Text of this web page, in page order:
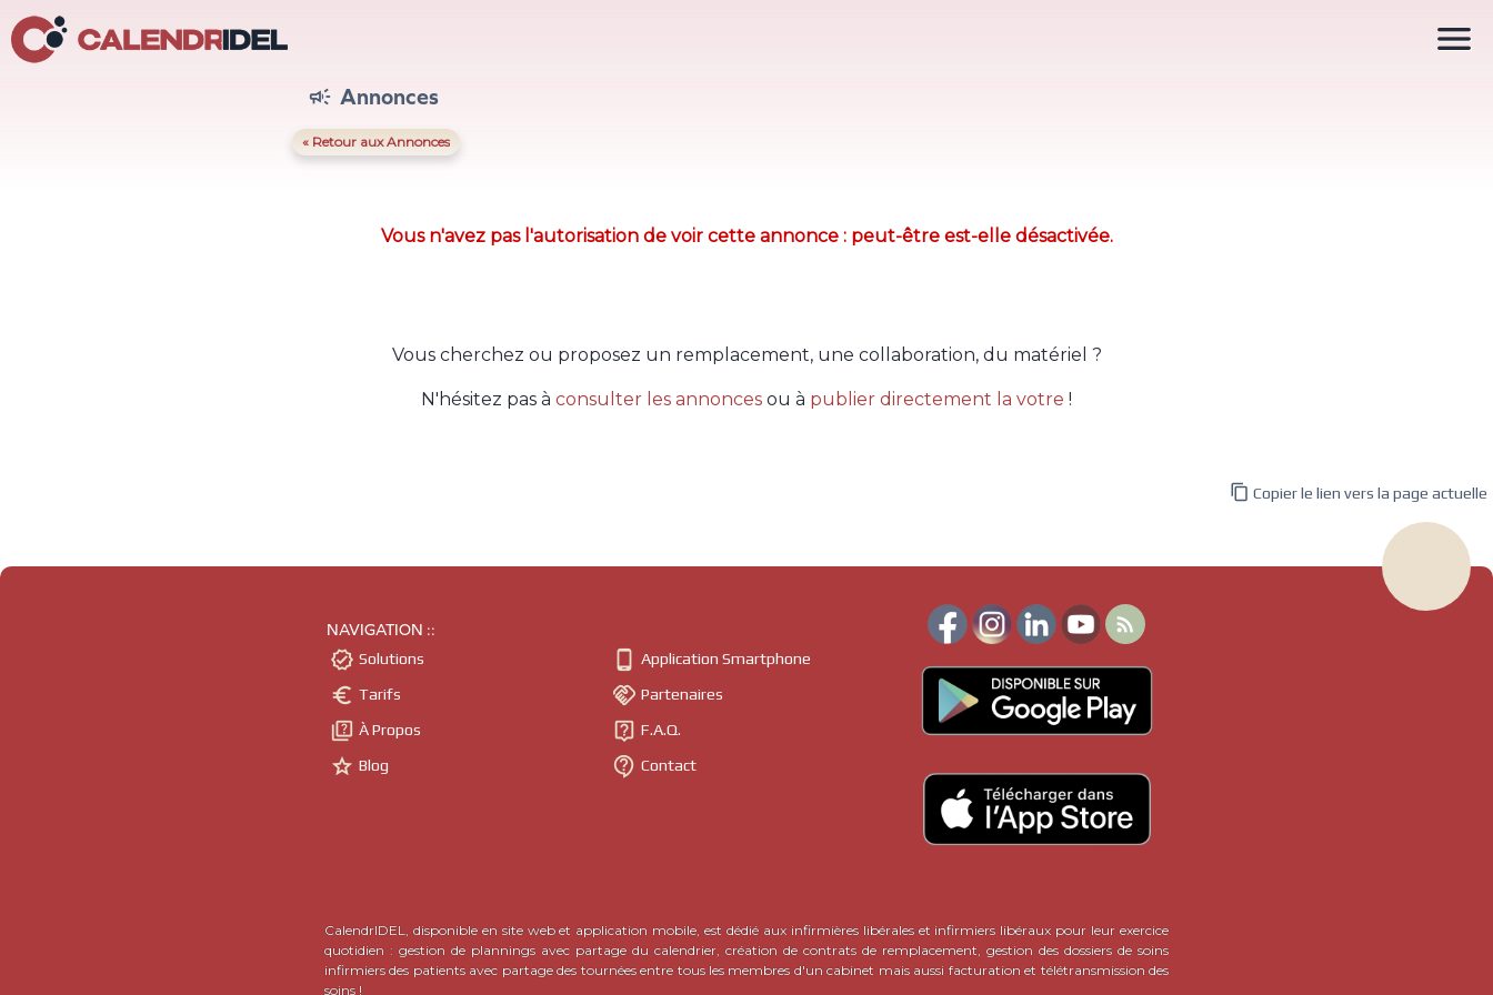
 Annonces
« Retour aux Annonces
Vous n'avez pas l'autorisation de voir cette annonce : peut-être est-elle désactivée.
Vous cherchez ou proposez un remplacement, une collaboration, du matériel ?
N'hésitez pas à consulter les annonces ou à publier directement la votre !

 Copier le lien vers la page actuelle
NAVIGATION ::
 Solutions
 Tarifs
 À Propos
 Blog
 Application Smartphone
 Partenaires
 F.A.Q.
 Contact

CalendrIDEL, disponible en site web et application mobile, est dédié aux infirmières libérales et infirmiers libéraux pour leur exercice
quotidien : gestion de plannings avec partage du calendrier, création de contrats de remplacement, gestion des dossiers de soins
infirmiers des patients avec partage des tournées entre tous les membres d'un cabinet mais aussi facturation et télétransmission des
soins !